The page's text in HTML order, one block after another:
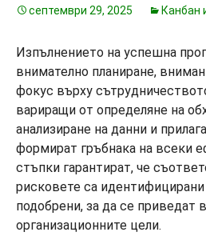
септември 29, 2025 Канбан
Изпълнението на успешна
внимателно планиране,
фокус върху
вариращи от определяне на
анализиране на данни и
формират гръбнака на всеки
стъпки гарантират, че
рисковете са
подобрени, за да се приведат
организационните цели.